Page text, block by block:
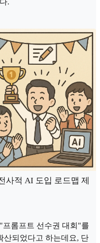
.
사적 AI 도입 로드맵 제
롬프트 선수권 대회"를
산되었다고 하는데요, 단